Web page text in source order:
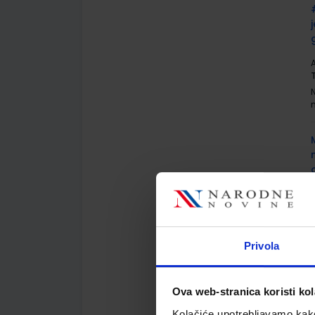
Privola
Ova web-stranica koristi